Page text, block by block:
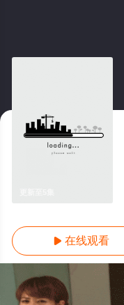
 在线观看